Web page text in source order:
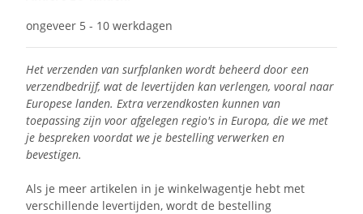
ongeveer 5 - 10 werkdagen
Het verzenden van surfplanken wordt beheerd door een
verzendbedrijf, wat de levertijden kan verlengen, vooral naar
Europese landen. Extra verzendkosten kunnen van
toepassing zijn voor afgelegen regio's in Europa, die we met
je bespreken voordat we je bestelling verwerken en
bevestigen.
Als je meer artikelen in je winkelwagentje hebt met
verschillende levertijden, wordt de bestelling